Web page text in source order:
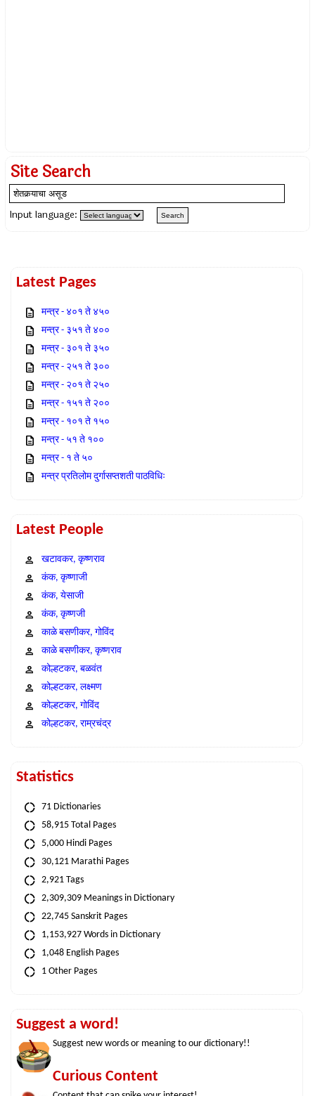
Site Search
Input language:
Latest Pages
मन्त्र - ४०१ ते ४५०
मन्त्र - ३५१ ते ४००
मन्त्र - ३०१ ते ३५०
मन्त्र - २५१ ते ३००
मन्त्र - २०१ ते २५०
मन्त्र - १५१ ते २००
मन्त्र - १०१ ते १५०
मन्त्र - ५१ ते १००
मन्त्र - १ ते ५०
मन्त्र प्रतिलोम दुर्गासप्तशती पाठविधिः
Latest People
खटावकर, कृष्णराव
कंक, कृष्णाजी
कंक, येसाजी
कंक, कृष्णजी
काळे बसणीकर, गोविंद
काळे बसणीकर, कृष्णराव
कोल्हटकर, बळवंत
कोल्हटकर, लक्ष्मण
कोल्हटकर, गोविंद
कोल्हटकर, राम्रचंद्र
Statistics
71 Dictionaries
58,915 Total Pages
5,000 Hindi Pages
30,121 Marathi Pages
2,921 Tags
2,309,309 Meanings in Dictionary
22,745 Sanskrit Pages
1,153,927 Words in Dictionary
1,048 English Pages
1 Other Pages
Suggest a word!
Suggest new words or meaning to our dictionary!!
Curious Content